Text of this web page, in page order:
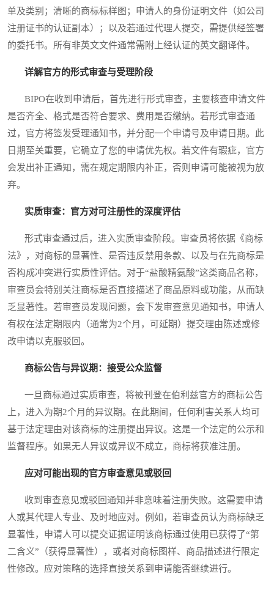
单及类别；清晰的商标标样图；申请人的身份证明文件（如公司
注册证书的认证副本）；以及若通过代理人提交，需提供经签署
的委托书。所有非英文文件通常需附上经认证的英文翻译件。
详解官方的形式审查与受理阶段
BIPO在收到申请后，首先进行形式审查，主要核查申请文件
是否齐全、格式是否符合要求、费用是否缴纳。若形式审查通
过，官方将签发受理通知书，并分配一个申请号及申请日期。此
日期至关重要，它确立了您的申请优先权。若文件有瑕疵，官方
会发出补正通知，需在规定期限内补正，否则申请可能被视为放
弃。
实质审查：官方对可注册性的深度评估
形式审查通过后，进入实质审查阶段。审查员将依据《商标
法》，对商标的显著性、是否违反禁用条款、以及与在先商标是
否构成冲突进行实质性评估。对于“盐酸精氨酸”这类商品名称，
审查员会特别关注商标是否直接描述了商品原料或功能，从而缺
乏显著性。若审查员发现问题，会下发审查意见通知书，申请人
有权在法定期限内（通常为2个月，可延期）提交理由陈述或修
改申请以克服驳回。
商标公告与异议期：接受公众监督
一旦商标通过实质审查，将被刊登在伯利兹官方的商标公告
上，进入为期2个月的异议期。在此期间，任何利害关系人均可
基于法定理由对该商标的注册提出异议。这是一个法定的公示和
监督程序。如果无人异议或异议不成立，商标将获准注册。
应对可能出现的官方审查意见或驳回
收到审查意见或驳回通知并非意味着注册失败。这需要申请
人或其代理人专业、及时地应对。例如，若审查员认为商标缺乏
显著性，申请人可以提交证据证明该商标通过使用已获得了“第
二含义”（获得显著性），或者对商标图样、商品描述进行限定
性修改。应对策略的选择直接关系到申请能否继续进行。